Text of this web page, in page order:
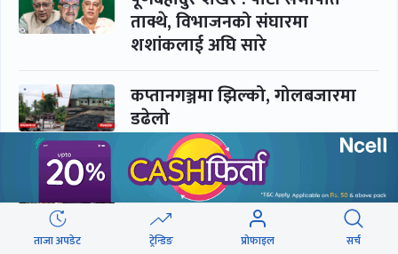
ताक्थे, विभाजनको संघारमा
शशांकलाई अघि सारे
कप्तानगञ्जमा झिल्को, गोलबजारमा
डढेलो
आकस्मिक कक्ष चिकित्सकमाथि
हातपातको ‘हटस्पट’
ताजा अपडेट ट्रेन्डिङ प्रोफाइल सर्च